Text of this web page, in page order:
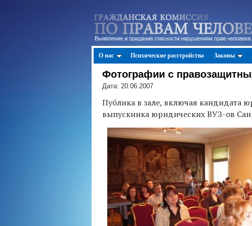
О нас Психические расстройства Законы
Фотографии с
Дата: 20.06.2007
Публика в зале, включая кандидата
выпускника юридических ВУЗ-ов